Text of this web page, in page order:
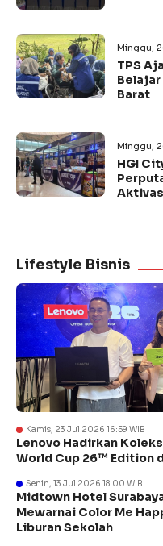
Minggu,
TPS
Belajar
Barat
Minggu,
HGI
Lifestyle Bisnis
Kamis, 23 Jul 2026 16:59 WIB
Lenovo Hadirkan
World Cup 26™ Edition
Senin, 13 Jul 2026 18:00 WIB
Midtown Hotel
Mewarnai Color Me
Liburan Sekolah